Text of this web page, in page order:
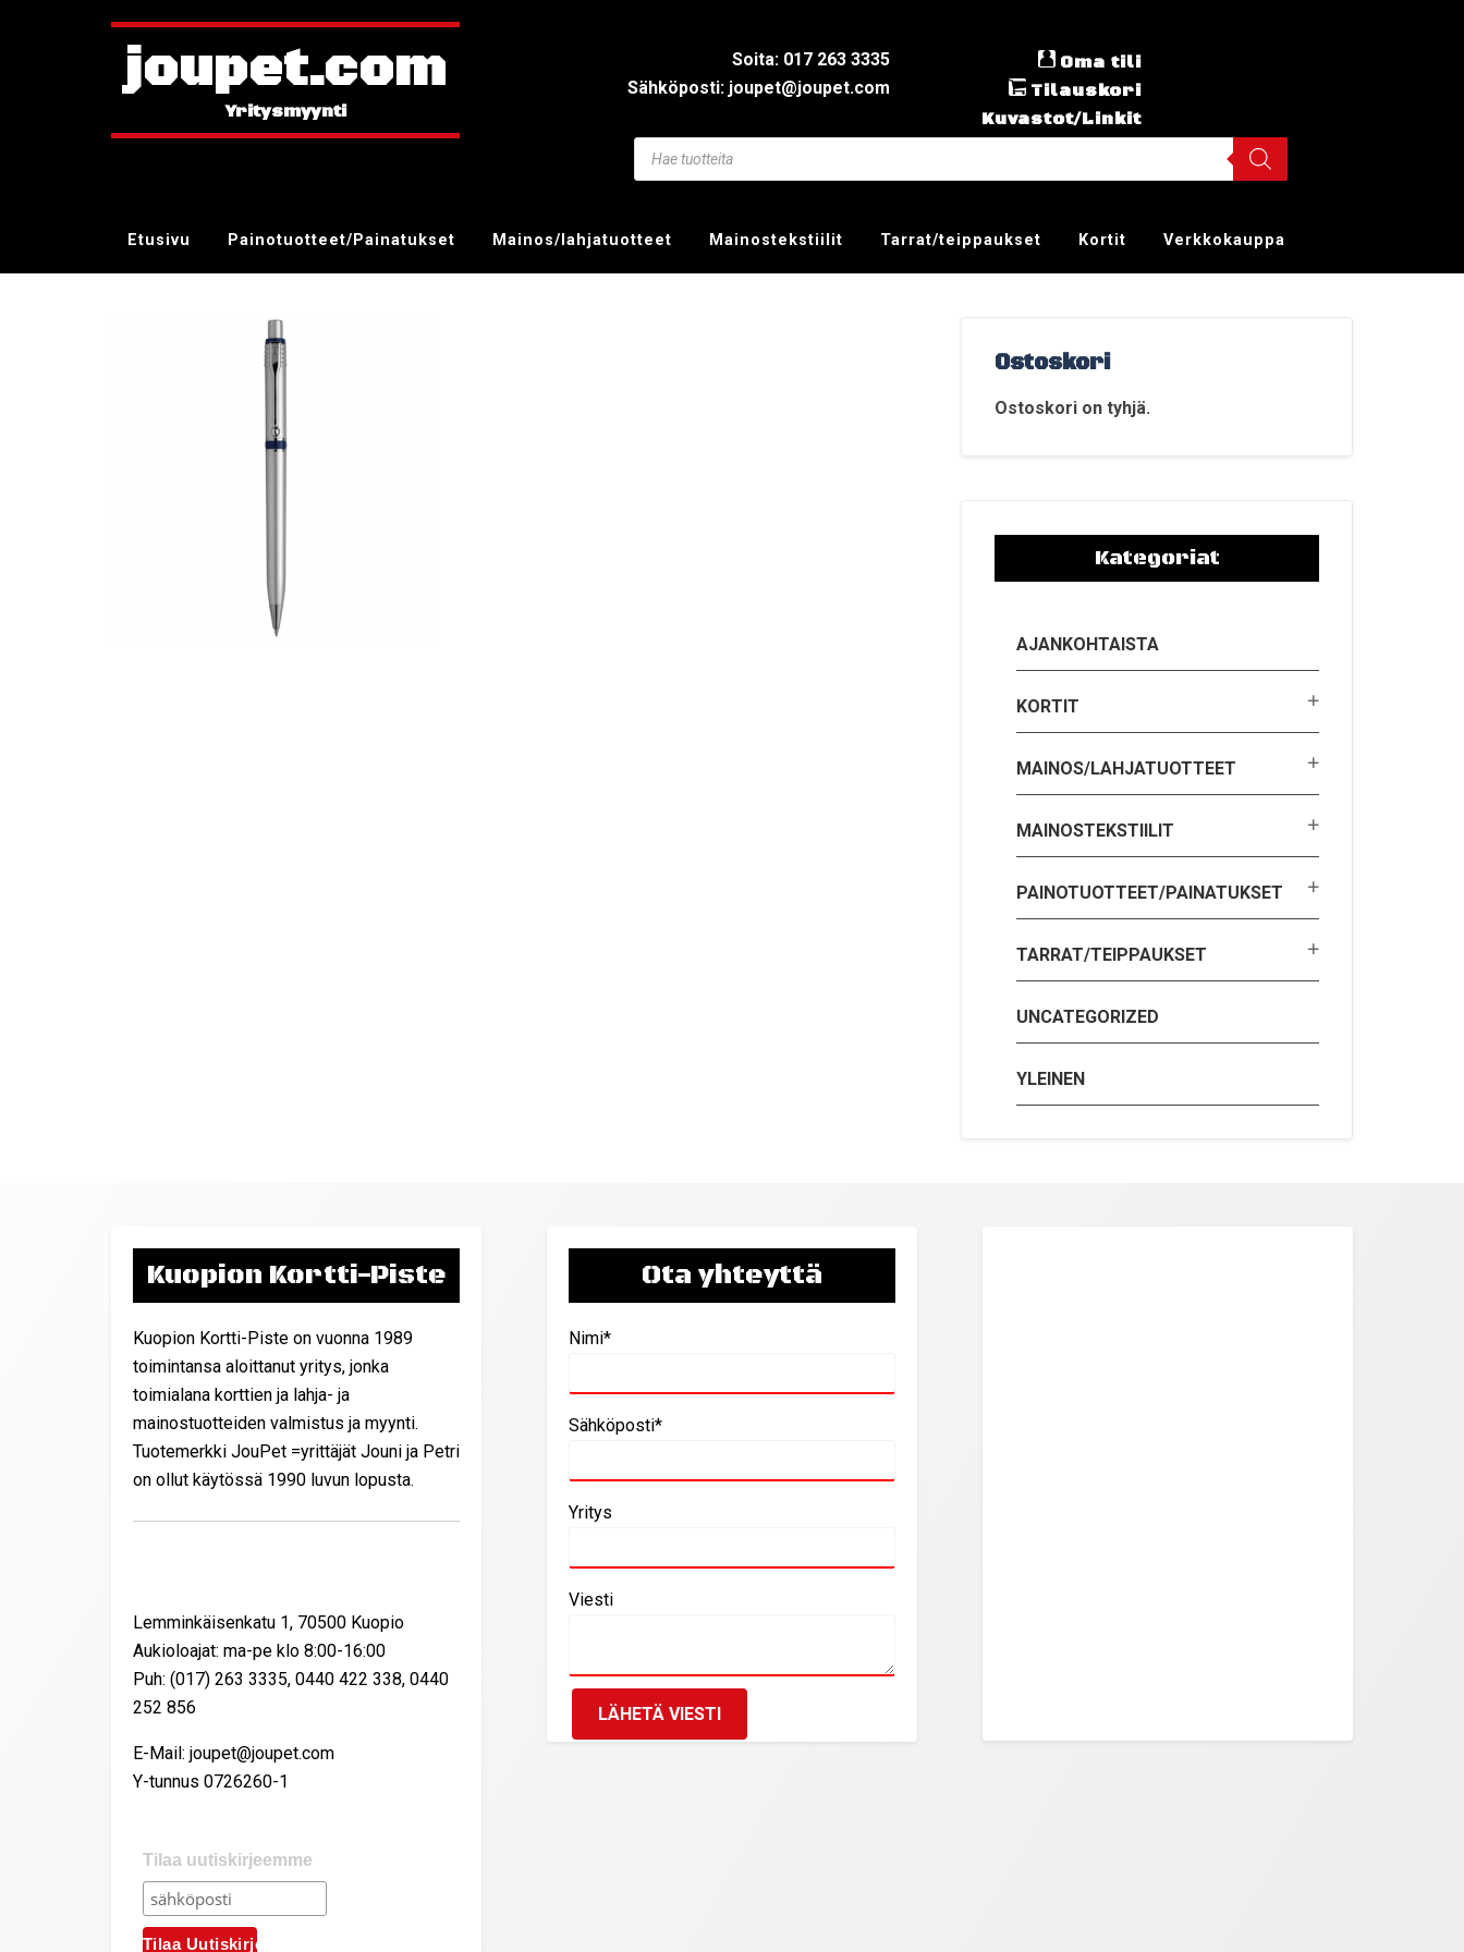
joupet.com
Soita: 017 263 3335
Sähköposti: joupet@joupet.com
Oma tili
Tilauskori
Kuvastot/Linkit
Etusivu Painotuotteet/Painatukset Mainos/lahjatuotteet Mainostekstiilit Tarrat/teippaukset Kortit Verkkokauppa
Ostoskori
Ostoskori on tyhjä.
Kategoriat
AJANKOHTAISTA
KORTIT
MAINOS/LAHJATUOTTEET
MAINOSTEKSTIILIT
PAINOTUOTTEET/PAINATUKSET
TARRAT/TEIPPAUKSET
UNCATEGORIZED
YLEINEN
Kuopion Kortti-Piste
Kuopion Kortti-Piste on vuonna 1989
toimintansa aloittanut yritys, jonka
toimialana korttien ja lahja- ja
mainostuotteiden valmistus ja myynti.
Tuotemerkki JouPet =yrittäjät Jouni ja Petri
on ollut käytössä 1990 luvun lopusta.
Lemminkäisenkatu 1, 70500 Kuopio
Aukioloajat: ma-pe klo 8:00-16:00
Puh: (017) 263 3335, 0440 422 338, 0440
252 856
E-Mail: joupet@joupet.com
Y-tunnus 0726260-1
Tilaa uutiskirjeemme
Ota yhteyttä
Nimi*
Sähköposti*
Yritys
Viesti